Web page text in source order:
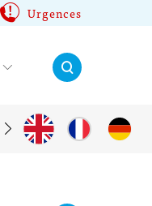
Urgences
Rechercher: